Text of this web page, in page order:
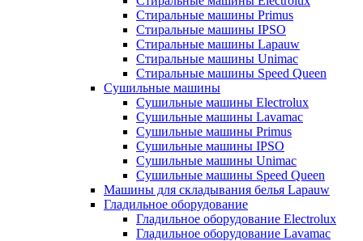
Стиральные машины Primus
Стиральные машины IPSO
Стиральные машины Lapauw
Стиральные машины Unimac
Стиральные машины Speed Queen
Сушильные машины
Сушильные машины Electrolux
Сушильные машины Lavamac
Сушильные машины Primus
Сушильные машины IPSO
Сушильные машины Unimac
Сушильные машины Speed Queen
Машины для складывания белья Lapauw
Гладильное оборудование
Гладильное оборудование Electrolux
Гладильное оборудование Lavamac